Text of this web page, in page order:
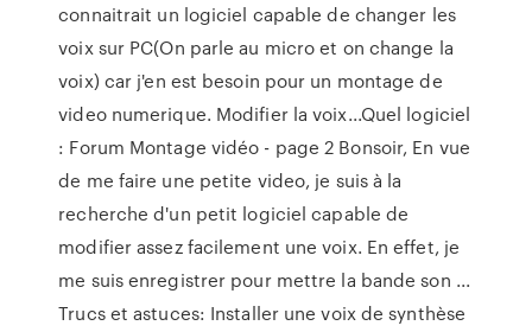
connaitrait un logiciel capable de changer les
voix sur PC(On parle au micro et on change la
voix) car j'en est besoin pour un montage de
video numerique. Modifier la voix...Quel logiciel
: Forum Montage vidéo - page 2 Bonsoir, En vue
de me faire une petite video, je suis à la
recherche d'un petit logiciel capable de
modifier assez facilement une voix. En effet, je
me suis enregistrer pour mettre la bande son ...
Trucs et astuces: Installer une voix de synthèse